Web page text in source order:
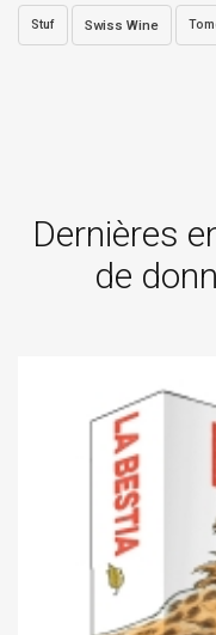
Stuf Swiss Wine
Dernières
de